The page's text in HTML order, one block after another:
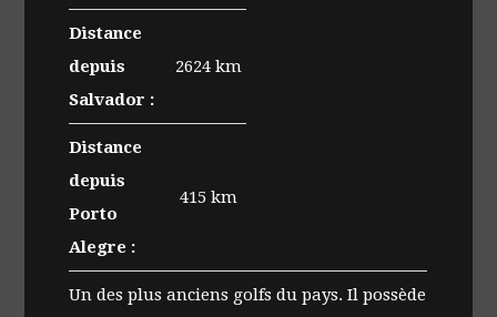
Distance
depuis
Salvador :
2624 km
Distance
depuis
Porto
Alegre :
415 km
Un des plus anciens golfs du pays. Il possède